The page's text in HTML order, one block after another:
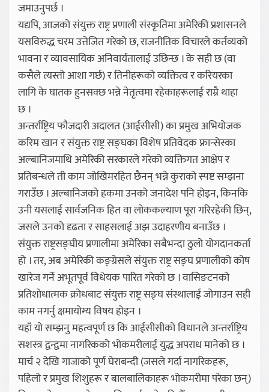
जमाउनुपर्छ ।
यद्यपि, आजको संयुक्त राष्ट्र प्रणाली संस्कृतिमा अमेरिकी प्रशासनले
यसविरुद्ध चरम उत्तेजित गरेको छ, राजनीतिक विचारले कर्तव्यको
भावना र व्यावसायिक अनिवार्यतालाई उछिन्छ । के सही छ (वा
कसैले त्यस्तो आशा गर्छ) र तिनीहरूको व्यक्तित्व र करियरका
लागि के घातक हुनसक्छ भन्ने नेतृत्वमा रहेकाहरूलाई राम्रै थाहा
छ ।
अन्तर्राष्ट्रिय फौजदारी अदालत (आईसीसी) का प्रमुख अभियोजक
करिम खान र संयुक्त राष्ट्र सङ्घका विशेष प्रतिवेदक फ्रान्सेस्का
अल्बानिजमाथि अमेरिकी सरकारले गरेको व्यक्तिगत आक्षेप र
प्रतिबन्धले ती काम जोखिमरहित छैनन् भन्ने कुराको स्पष्ट सम्झना
गराउँछ । अल्बानिजको हकमा उनको जनादेश पनि होइन, किनकि
उनी यसलाई सार्वजनिक हित वा लोककल्याण पूरा गरिरहेकी छिन्,
जसले उनको दृढता र साहसलाई अझ उदाहरणीय बनाउँछ ।
संयुक्त राष्ट्रसङ्घीय प्रणालीमा अमेरिका सबैभन्दा ठुलो योगदानकर्ता
हो । तर, अब अमेरिकी कङ्ग्रेसले संयुक्त राष्ट्र सङ्घ प्रणालीको कोष
खारेज गर्ने अभूतपूर्व विधेयक पारित गरेको छ । वासिङटनको
प्रतिशोधात्मक क्रोधबाट संयुक्त राष्ट्र सङ्घ संस्थालाई जोगाउन सही
काम नगर्नु क्षमायोग्य विषय होइन ।
यहाँ यो सम्झनु महत्वपूर्ण छ कि आईसीसीको विधानले अन्तर्राष्ट्रिय
सशस्त्र द्वन्द्वमा नागरिकको भोकमरीलाई युद्ध अपराध मानेको छ ।
मार्च २ देखि गाजाको पूर्ण घेराबन्दी (जसले गर्दा नागरिकहरू,
पहिलो र प्रमुख शिशुहरू र बालबालिकाहरू भोकमरीमा परेका छन्)